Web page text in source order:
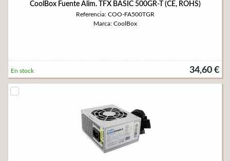
CoolBox Fuente Alim. TFX BASIC 500GR-T (CE, ROHS)
Referencia: COO-FA500TGR
Marca: CoolBox
34,60 €
En stock